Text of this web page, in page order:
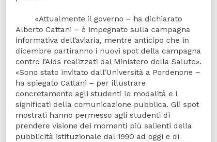
«Attualmente il governo – ha dichiarato
Alberto Cattani – è impegnato sulla campagna
informativa dell’aviaria, mentre anticipo che in
dicembre partiranno i nuovi spot della campagna
contro l’Aids realizzati dal Ministero della Salute».
«Sono stato invitato dall’Università a Pordenone –
ha spiegato Cattani – per illustrare
concretamente agli studenti le modalità e i
significati della comunicazione pubblica. Gli spot
mostrati hanno permesso agli studenti di
prendere visione dei momenti più salienti della
pubblicità istituzionale dal 1990 ad oggi e di